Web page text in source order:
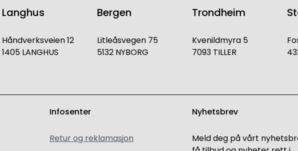
Langhus
Håndverksveien 12
1405 LANGHUS
Bergen
Litleåsvegen 75
5132 NYBORG
Trondheim
Kvenildmyra 5
7093 TILLER
Infosenter
Retur og reklamasjon
Nyhetsbrev
Meld deg på vårt